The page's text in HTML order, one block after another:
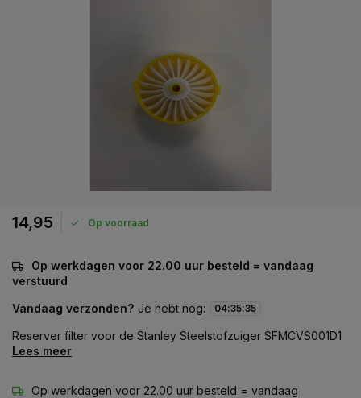
14,95 Op voorraad
Op werkdagen voor 22.00 uur besteld = vandaag
verstuurd
Vandaag verzonden? Je hebt nog: 04:35:35
Reserver filter voor de Stanley Steelstofzuiger SFMCVS001D1
Lees meer
Op werkdagen voor 22.00 uur besteld = vandaag